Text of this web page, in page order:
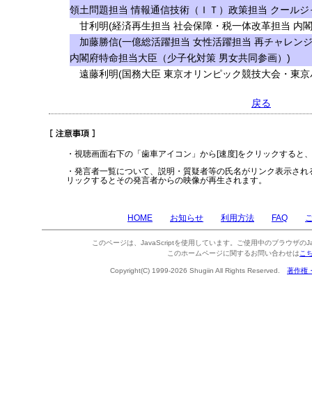
領土問題担当 情報通信技術（ＩＴ）政策担当 クール
甘利明(経済再生担当 社会保障・税一体改革担当 内
加藤勝信(一億総活躍担当 女性活躍担当 再チャレン
内閣府特命担当大臣（少子化対策 男女共同参画）)
遠藤利明(国務大臣 東京オリンピック競技大会・東
戻る
・視聴画面右下の「歯車アイコン」から[速度]をクリックすると
・発言者一覧について、説明・質疑者等の氏名がリンク表示さ
リックするとその発言者からの映像が再生されます。
HOME お知らせ 利用方法 FAQ
このページは、JavaScriptを使用しています。ご使用中のブラウザの
このホームページに関するお問い合わせは こ
Copyright(C) 1999-2026 Shugiin All Rights Reserved. 著作権